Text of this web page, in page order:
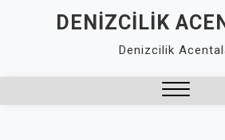
DENIZCILIK
Denizcilik